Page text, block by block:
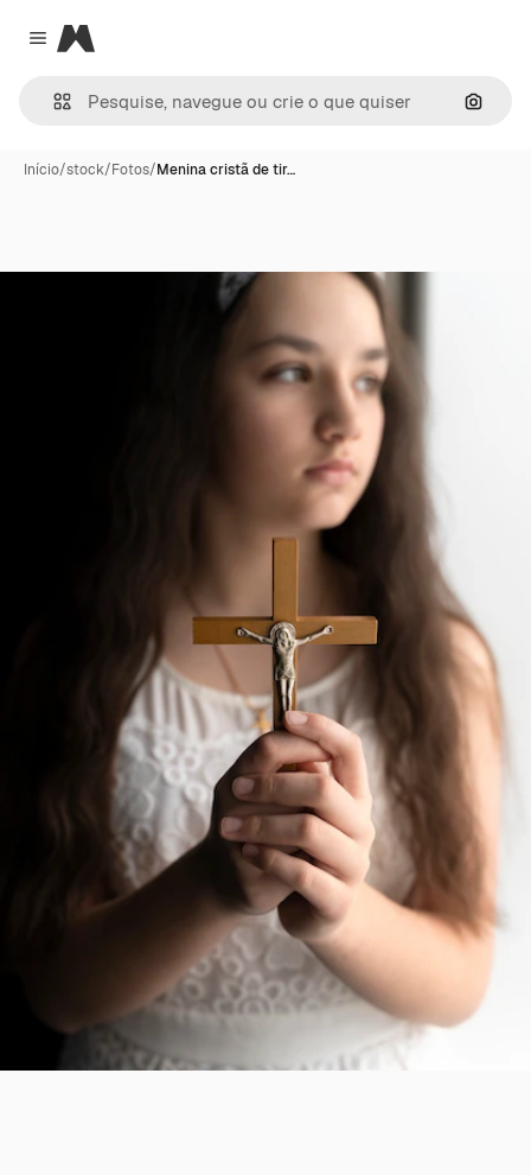
Close menu
Magnific
Início/stock/Fotos/Menina cristã de tir…